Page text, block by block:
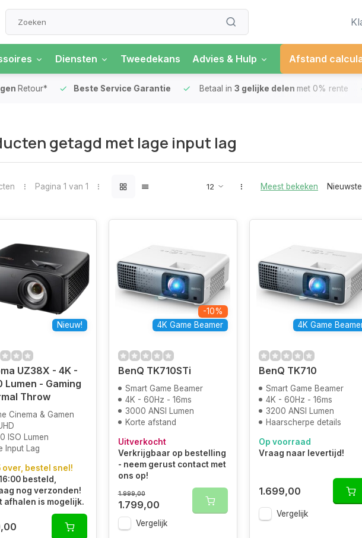
Diensten Tweedekans Advies & Hulp Afstand
Retour* Beste Service Garantie Betaal in 3 gelijke delenmet 0% rente
getagd met lage input lag
Pagina 1 van 1 Meest bekeken
Nieuw!
UZ38X - 4K -
Lumen - Gaming
Throw
Cinema & Gamen
ISO Lumen
Input Lag
over, bestel snel!
besteld,
nog verzonden!
afhalen is mogelijk.
-10%
4K Game Beamer
BenQ TK710STi
Smart Game Beamer
4K - 60Hz - 16ms
3000 ANSI Lumen
Korte afstand
Uitverkocht
Verkrijgbaar op bestelling
- neem gerust contact met
ons op!
1.999,00
1.799,00
Vergelijk
4K Game
BenQ TK710
Smart Game Beamer
4K - 60Hz - 16ms
3200 ANSI Lumen
Haarscherpe details
Op voorraad
Vraag naar levertijd!
1.699,00
Vergelijk